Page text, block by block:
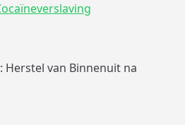
Herstel van Binnenuit na